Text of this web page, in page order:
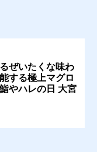
ぜいたくな味わ
する極上マグロ
やハレの日 大宮